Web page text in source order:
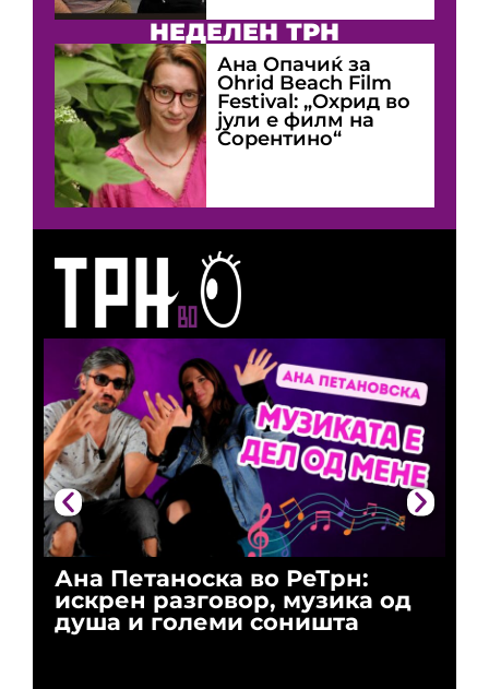
Ана Петаноска во РеТрн:
искрен разговор, музика од
душа и големи соништа
НЕДЕЛЕН ТРН
Ана Опачиќ за
Оhrid Beach Film
Festival: „Охрид во
јули е филм на
Сорентино“